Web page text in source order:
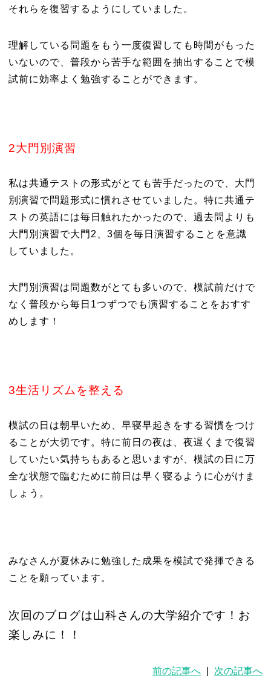
それらを復習するようにしていました。
理解している問題をもう一度復習しても時間がもった
いないので、普段から苦手な範囲を抽出することで模
試前に効率よく勉強することができます。
2大門別演習
私は共通テストの形式がとても苦手だったので、大門
別演習で問題形式に慣れさせていました。特に共通テ
ストの英語には毎日触れたかったので、過去問よりも
大門別演習で大門2、3個を毎日演習することを意識
していました。
大門別演習は問題数がとても多いので、模試前だけで
なく普段から毎日1つずつでも演習することをおすす
めします！
3生活リズムを整える
模試の日は朝早いため、早寝早起きをする習慣をつけ
ることが大切です。特に前日の夜は、夜遅くまで復習
していたい気持ちもあると思いますが、模試の日に万
全な状態で臨むために前日は早く寝るように心がけま
しょう。
みなさんが夏休みに勉強した成果を模試で発揮できる
ことを願っています。
次回のブログは山科さんの大学紹介です！お
楽しみに！！
前の記事へ 次の記事へ